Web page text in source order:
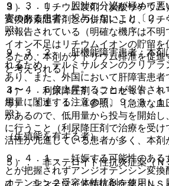
３）． リチウム製剤（炭酸リチウム
変換酵素阻害剤との併用により、リチ
が報告されている（明確な機序は不明
イオン不足はリチウムイオンの貯留
るため、本剤がナトリウム排泄を促進
と考えられる）］。
４）． 利尿降圧剤（フロセミド、ト
等）〔１１．１．４参照〕［急激な
があるので、低用量から投与を開始し
に行うこと（利尿降圧剤で治療を受
活性が亢進している患者が多く、本剤
５）． 非ステロイド性抗炎症薬（Ｎ
@． 非ステロイド性抗炎症薬＜ＮＳ
９．３．１． 胆汁の分泌が極めて悪
害のある患者：投与しないこと〔２．
照〕。
９．３．２． 肝機能障害患者：本剤
れるため、テルミサルタンのクリア
あり、また、外国において肝障害患
３〜４．５倍上昇することが報告さ
用量に関連する注意の項、９．３．１
照〕。
（生殖能を有する者）
９．４．１． 妊娠する可能性のある
とが把握されずアンジオテンシン変
オテンシン２受容体拮抗剤を使用し